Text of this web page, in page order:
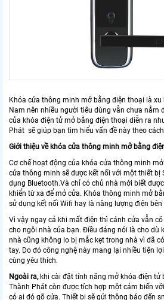
Khóa cửa thông minh mở bằng điện thoại là
Nam nên nhiều người tiêu dùng vẫn chưa nắm
của khóa điện tử mở bằng điện thoại diễn ra
Phát sẽ giúp bạn tìm hiểu vấn đề này theo
Giới thiệu về khóa cửa thông minh mở bằng
Cơ chế hoạt động của khóa cửa thông minh
cửa thông minh sẽ được kết nối với một thiết bị
dụng Bluetooth.Và chỉ có chủ nhà mới biết
khiển từ xa để mở cửa. Khóa thông minh mở
sử dụng kết nối Wifi hay là năng lượng điện bên
Vì vậy ngay cả khi mất điện thì cánh cửa vẫn
cho ngôi nhà của bạn. Điều đáng nói là cho dù
nhà cũng không lo bị mắc kẹt trong nhà vì đã
tay. Do đó công nghệ này mang lại nhiều tiện
cùng yêu thích.
Ngoài ra,khi cài đặt tính năng mở khóa điện tử
Thành Phát còn được tích hợp một cảm biến
có ai đó gõ cửa. Thiết bị sẽ gửi thông báo đến